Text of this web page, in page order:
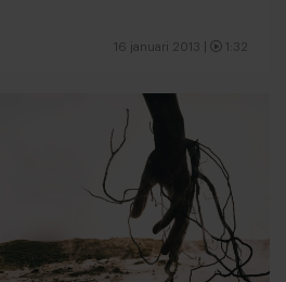
16 januari 2013 1:32